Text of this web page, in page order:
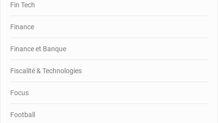
Fin Tech
Finance
Finance et Banque
Fiscalité & Technologies
Focus
Football